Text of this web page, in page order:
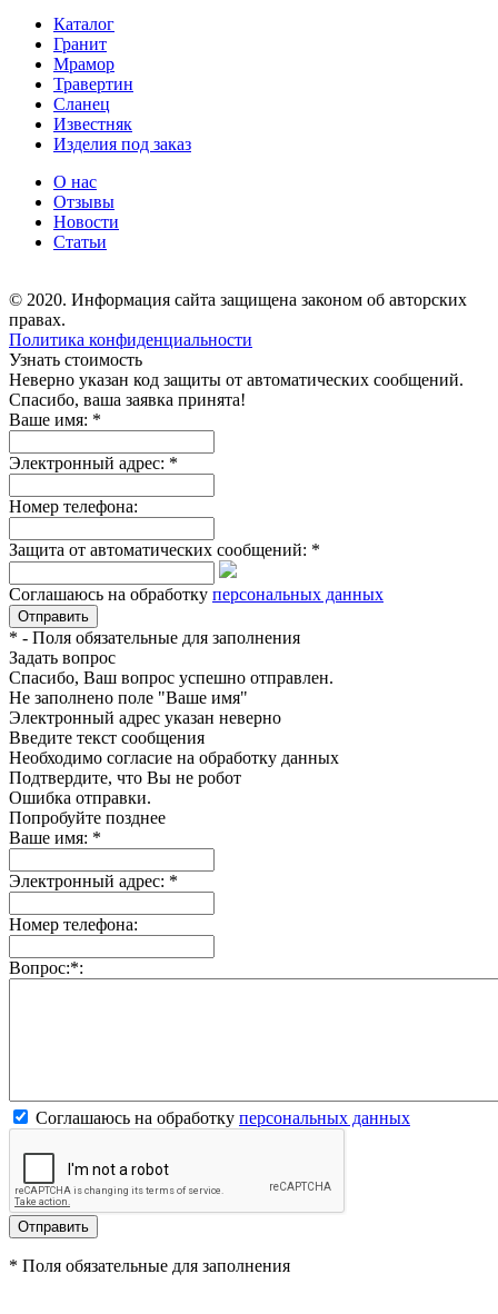
Каталог
Гранит
Мрамор
Травертин
Сланец
Известняк
Изделия под заказ
О нас
Отзывы
Новости
Статьи
© 2020. Информация сайта защищена законом об авторских
правах.
Политика конфиденциальности
Узнать стоимость
Неверно указан код защиты от автоматических сообщений.
Спасибо, ваша заявка принята!
Ваше имя: *
Электронный адрес: *
Номер телефона:
Защита от автоматических сообщений: *
Соглашаюсь на обработку персональных данных
* - Поля обязательные для заполнения
Задать вопрос
Спасибо, Ваш вопрос успешно отправлен.
Не заполнено поле "Ваше имя"
Электронный адрес указан неверно
Введите текст сообщения
Необходимо согласие на обработку данных
Подтвердите, что Вы не робот
Ошибка отправки.
Попробуйте позднее
Ваше имя: *
Электронный адрес: *
Номер телефона:
Вопрос:*:
Соглашаюсь на обработку персональных данных
* Поля обязательные для заполнения